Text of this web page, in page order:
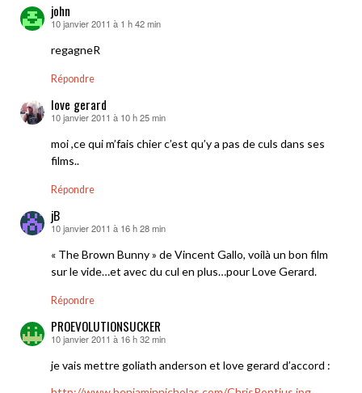
john
dit :
10 janvier 2011 à 1 h 42 min
regagneR
Répondre
love gerard
dit :
10 janvier 2011 à 10 h 25 min
moi ,ce qui m’fais chier c’est qu’y a pas de culs dans ses
films..
Répondre
jB
dit :
10 janvier 2011 à 16 h 28 min
« The Brown Bunny » de Vincent Gallo, voilà un bon film
sur le vide…et avec du cul en plus…pour Love Gerard.
Répondre
PROEVOLUTIONSUCKER
dit :
10 janvier 2011 à 16 h 32 min
je vais mettre goliath anderson et love gerard d’accord :